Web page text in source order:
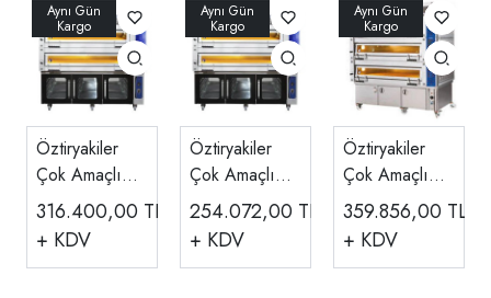
Öztiryakiler
Çok Amaçlı
Fırın,
Mayalama
Kabinli, 2 Katlı
316.400,00 TL
+ KDV
Öztiryakiler
Çok Amaçlı
Fırın,
Mayalama
Kabinli, 2 Katlı
254.072,00 TL
+ KDV
Öztiryakiler
Çok Amaçlı
Fırın,
Mayalama
Kabinli, 3 Katlı
359.856,00 TL
+ KDV